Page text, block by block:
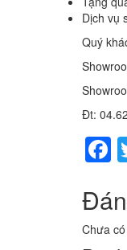
Dịch vụ
Quý
Đt:
Chưa